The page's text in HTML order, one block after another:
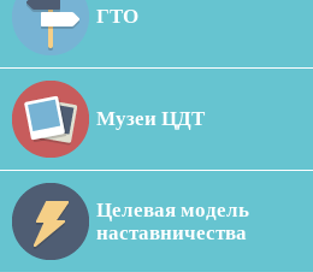
ГТО
Музеи ЦДТ
Целевая модель
наставничества